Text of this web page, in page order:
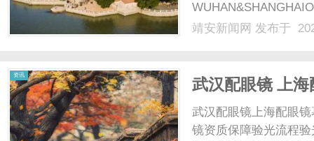
配镜的写字楼眼镜店
靖安新闻网 发布于
资讯
武汉配眼镜 上海
武汉配眼镜上海配眼
镜资质保障验光流程